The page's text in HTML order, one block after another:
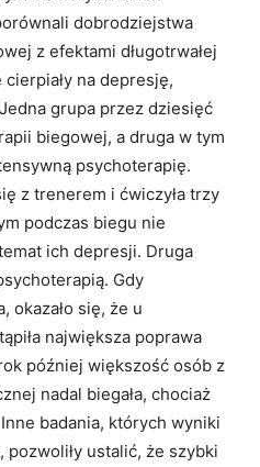
dobrodziejstwa
z efektami długotrwałej
na depresję,
grupa przez dziesięć
biegowej, a druga w tym
psychoterapię.
z trenerem i ćwiczyła trzy
podczas biegu nie
ich depresji. Druga
Gdy
okazało się, że u
największa poprawa
później większość osób z
nadal biegała, chociaż
badania, których wyniki
ustalić, że szybki